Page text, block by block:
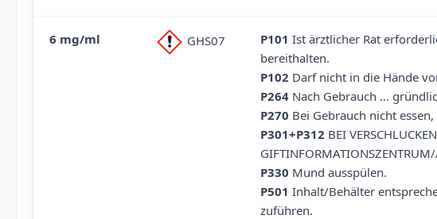
6 mg/ml GHS07 P101 Ist ärztlicher Rat
bereithalten.
P102 Darf nicht in die Hände
P264 Nach Gebrauch …
P270 Bei Gebrauch nicht
P301+P312 BEI
P330 Mund ausspülen.
P501 Inhalt/Behälter
zuführen.